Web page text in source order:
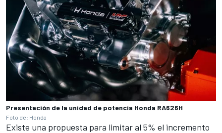
Presentación de la unidad de potencia Honda RA626H
Foto de: Honda
Existe una propuesta para limitar al 5% el incremento